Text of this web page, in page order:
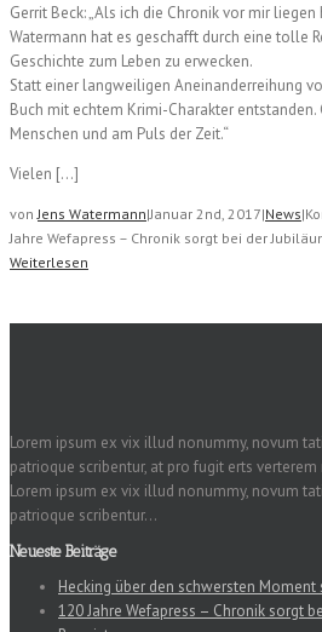
Gerrit Beck: „Als ich die Chronik vor mir
Watermann hat es geschafft durch eine tolle
Geschichte zum Leben zu erwecken.
Statt einer langweiligen Aneinanderreihung
Buch mit echtem Krimi-Charakter entstanden.
Menschen und am Puls der Zeit.“
Vielen […]
von Jens Watermann|Januar 2nd, 2017|News|
Jahre Wefapress – Chronik sorgt bei der
Weiterlesen
Lorem ipsum ex vix illud nonummy, novum
patrioque scribentur, at pro fugit erts
Lorem ipsum ex vix illud nonummy, novum
patrioque scribentur...
Neueste Beiträge
Hecking über den schwersten Moment
120 Jahre Wefapress – Chronik sorgt